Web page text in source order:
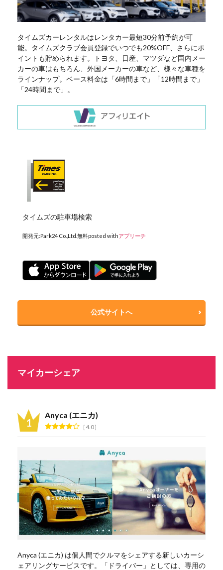
タイムズカーレンタルはレンタカー最短30分前予約が可
能。タイムズクラブ会員登録でいつでも20%OFF、さらにポ
イントも貯められます。トヨタ、日産、マツダなど国内メー
カーの車はもちろん、外国メーカーの車など、様々な車種を
ラインナップ。ベース料金は「6時間まで」「12時間まで」
「24時間まで」。
タイムズの駐車場検索
開発元:Park24 Co.,Ltd. 無料posted withアプリーチ
公式サイトへ
マイカーシェア
Anyca (エニカ)
4.0
Anyca (エニカ) は個人間でクルマをシェアする新しいカーシ
ェアリングサービスです。「ドライバー」としては、専用の